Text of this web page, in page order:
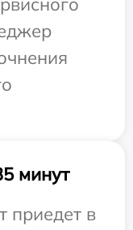
минут
приедет в